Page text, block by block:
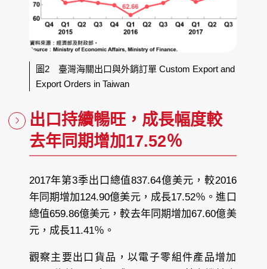
圖2 臺灣海關出口與外銷訂單 Custom Export and
Export Orders in Taiwan
出口持續暢旺，成長幅度較
去年同期增加17.52％
2017年第3季出口總值837.64億美元，較2016
年同期增加124.90億美元，成長17.52％。進口
總值659.86億美元，較去年同期增加67.60億美
元，成長11.41％。
觀察主要出口貨品，以電子零組件產品增加